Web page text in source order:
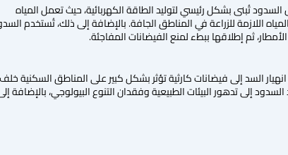
تُبنى بشكل رئيسي لتوليد الطاقة الكهربائية، حيث تعمل المياه
اللازمة للزراعة في المناطق الجافة. بالإضافة إلى ذلك، تُستخدم
ثم إطلاقها ببطء لمنع الفيضانات المفاجئة.
السد إلى فيضانات كارثية تؤثر بشكل كبير على المناطق السكنية خلف
إلى تدهور البيئات الطبيعية وفقدان التنوع البيولوجي، بالإضافة